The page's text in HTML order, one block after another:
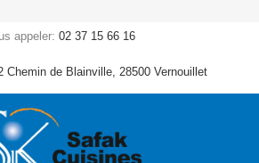
appeler: 02 37 15 66 16
Chemin de Blainville, 28500 Vernouillet